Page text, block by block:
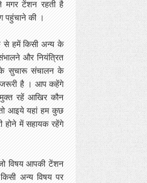
मगर टेंशन रहती है
पहुंचाने की ।
हमें किसी अन्य के
और नियंत्रित
सुचारू संचालन के
जरूरी है । आप कहेंगे
रहें आखिर कौन
आइये यहां हम कुछ
होने में सहायक रहेंगे
विषय आपकी टेंशन
अन्य विषय पर